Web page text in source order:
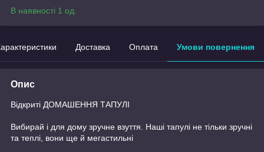
В наявності 1 од.
Доставка Оплата Умови повернення
Опис
Відкриті ДОМАШЕННЯ ТАПУЛІ
Вибирай і для дому зручне взуття. Наші тапулі не тільки зручні
та теплі, вони ще й мегастильні